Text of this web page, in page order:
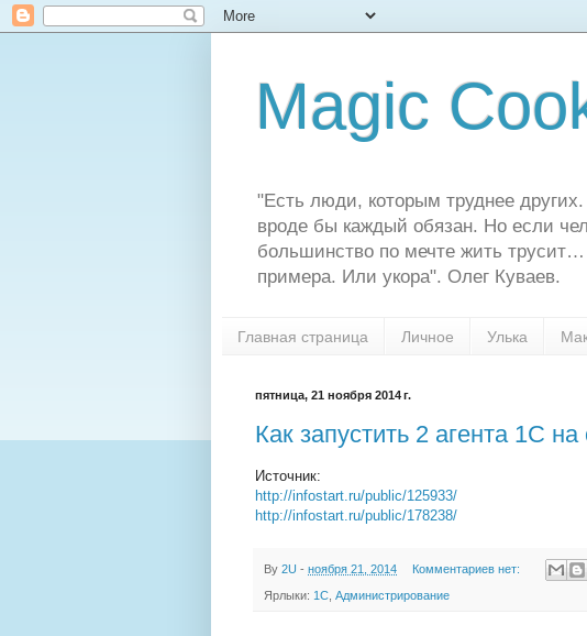
Magic
"Есть люди, которым труднее
вроде бы каждый обязан. Но если
большинство по мечте жить
примера. Или укора". Олег Куваев.
Главная страница Личное Улька
пятница, 21 ноября 2014 г.
Как запустить 2 агента 1С
Источник:
http://infostart.ru/public/125933/
http://infostart.ru/public/178238/
By 2U - ноября 21, 2014 Комментариев нет:
Ярлыки: 1С Администрирование